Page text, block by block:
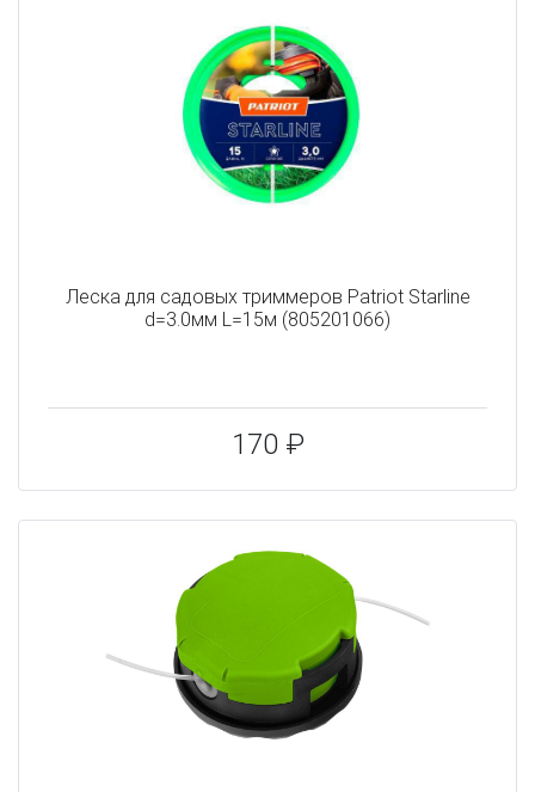
Леска для садовых триммеров Patriot Starline
d=3.0мм L=15м (805201066)
170 ₽